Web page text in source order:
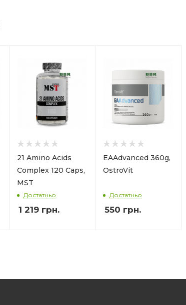
21 Amino Acids
Complex 120 Caps,
MST
Достатньо
1 219 грн.
EAAdvanced 360g,
OstroVit
Достатньо
550 грн.